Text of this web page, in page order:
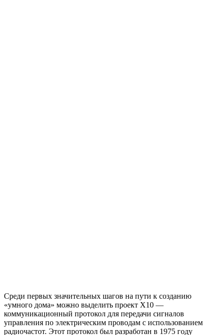
Среди первых значительных шагов на пути к созданию
«умного дома» можно выделить проект X10 —
коммуникационный протокол для передачи сигналов
управления по электрическим проводам с использованием
радиочастот. Этот протокол был разработан в 1975 году